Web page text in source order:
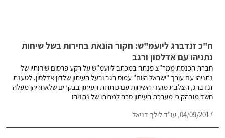
ח"כ זנדברג ליועמ"ש: חקור הונאת בחירות בשל שיחות
נתניהו עם אדלסון ורגב
חברת הכנסת ממר"צ פנתה במכתב ליועמ"ש על רקע פרסום שיחותיו של
נתניהו עם עורך "ישראל היום" עמוס רגב ובעל העיתון שלדון אדלסון. לטענת
זנדברג, הצלבת מועדי השיחות עם כותרות העיתון בבקרים שלאחריהן מעלה
חשד מובהק כי מערכת העיתון סרה למרותו של נתניהו
04/09/2017, עו"ד לילך דניאל